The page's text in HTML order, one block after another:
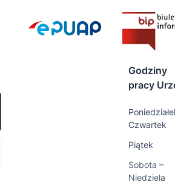
Godziny
pracy
Czwartek
Piątek
Sobota –
Niedziela